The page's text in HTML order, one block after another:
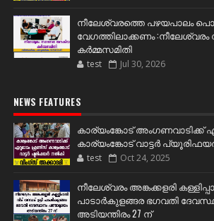
നീലേശ്വരത്തെ പഴയപാലം
വേഗത്തിലാക്കണം
കർമ്മസമിതി
test Jul 30, 2026
NEWS FEATURES
കാര്യംങ്കോട് അംഗണവാടിക്ക്
കാര്യംങ്കോട് വാട്ടർ
test Oct 24, 2025
നീലേശ്വരം അങ്കക്കളരി
പാടാർകുളങ്ങര ഭഗവതി
അടിയന്തിരം 27 ന്